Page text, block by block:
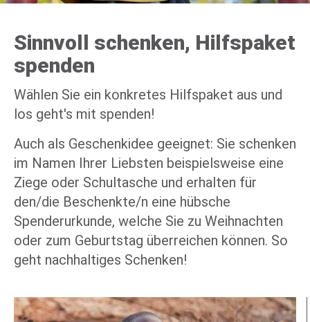
Sinnvoll schenken, Hilfspaket
spenden
Wählen Sie ein konkretes Hilfspaket aus und
los geht's mit spenden!
Auch als Geschenkidee geeignet: Sie schenken
im Namen Ihrer Liebsten beispielsweise eine
Ziege oder Schultasche und erhalten für
den/die Beschenkte/n eine hübsche
Spenderurkunde, welche Sie zu Weihnachten
oder zum Geburtstag überreichen können. So
geht nachhaltiges Schenken!